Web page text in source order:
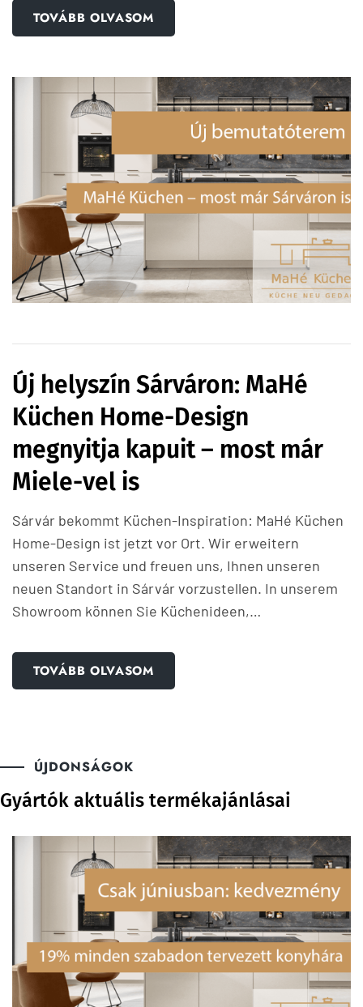
TOVÁBB OLVASOM
Új helyszín Sárváron: MaHé
Küchen Home-Design
megnyitja kapuit – most már
Miele-vel is
Sárvár bekommt Küchen-Inspiration: MaHé Küchen
Home-Design ist jetzt vor Ort. Wir erweitern
unseren Service und freuen uns, Ihnen unseren
neuen Standort in Sárvár vorzustellen. In unserem
Showroom können Sie Küchenideen,…
TOVÁBB OLVASOM
ÚJDONSÁGOK
Gyártók aktuális termékajánlásai